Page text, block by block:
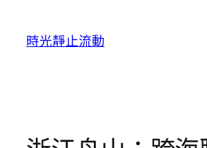
時光靜止流動